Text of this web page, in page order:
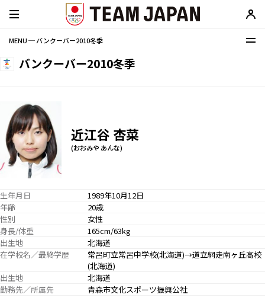
MENU ─ バンクーバー2010冬季
バンクーバー2010冬季
近江谷 杏菜
(おおみや あんな)
生年月日
1989年10月12日
年齢
20歳
性別
女性
身長/体重
165cm/63kg
出生地
北海道
在学校名／最終学歴
常呂町立常呂中学校(北海道)→道立網走南ヶ丘高校
(北海道)
出生地
北海道
勤務先／所属先
青森市文化スポーツ振興公社